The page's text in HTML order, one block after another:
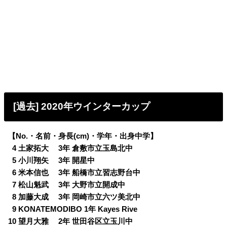
[過去] 2020年ウインターカップ
【No.・名前・身長(cm)・学年・出身中学】
04 土家拓大 3年 倉敷市立玉島北中
05 小川翔矢 3年 開星中
06 米本信也 3年 船橋市立習志野台中
07 松山魁武 3年 大野市立開成中
08 加藤大成 3年 岡崎市立六ツ美北中
09 KONATEMODIBO 1年 Kayes Rive
10 望月大雅 2年 世田谷区立玉川中